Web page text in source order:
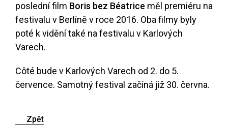
poslední film Boris bez Béatrice měl premiéru na
festivalu v Berlíně v roce 2016. Oba filmy byly
poté k vidění také na festivalu v Karlových
Varech.
Côté bude v Karlových Varech od 2. do 5.
července. Samotný festival začíná již 30. června.
Zpět